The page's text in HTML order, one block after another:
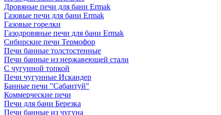
Дровяные печи для бани Ermak
Газовые печи для бани Ermak
Газовые горелки
Газодровяные печи для бани Ermak
Сибирские печи Термофор
Печи банные толстостенные
Печи банные из нержавеющей стали
С чугунной топкой
Печи чугунные Искандер
Банные печи "Сабантуй"
Коммерческие печи
Печи для бани Березка
Печи банные из чугуна